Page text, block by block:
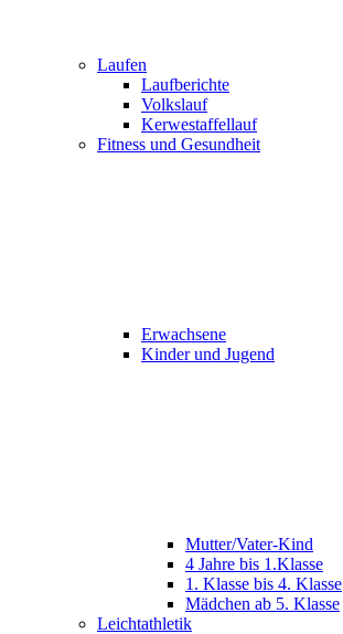
Laufen
Laufberichte
Volkslauf
Kerwestaffellauf
Fitness und Gesundheit
Erwachsene
Kinder und Jugend
Mutter/Vater-Kind
4 Jahre bis 1.Klasse
1. Klasse bis 4. Klasse
Mädchen ab 5. Klasse
Leichtathletik